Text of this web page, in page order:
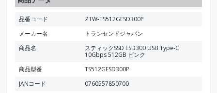
品番コード
ZTW-TS512GESD300P
メーカー名
トランセンドジャパン
商品名
スティックSSD ESD300 USB Type-C
10Gbps 512GB ピンク
商品型番
TS512GESD300P
JANコード
0760557850700